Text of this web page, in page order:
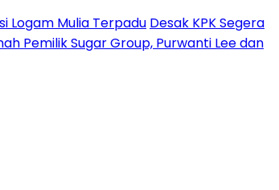
Logam Mulia Terpadu Desak KPK Segera
Pemilik Sugar Group, Purwanti Lee dan